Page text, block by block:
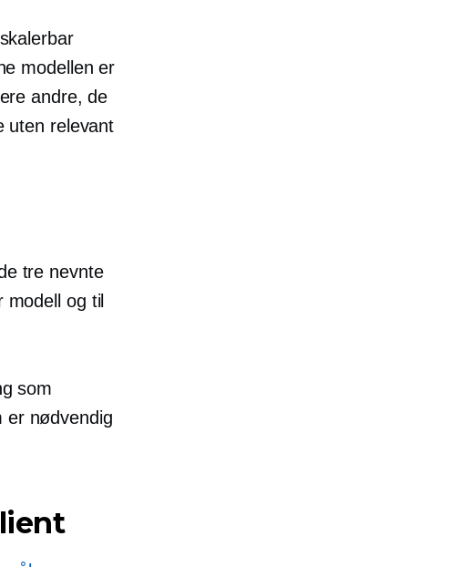
modellen er
andre, de
uten relevant
tre nevnte
modell og til
som
er nødvendig